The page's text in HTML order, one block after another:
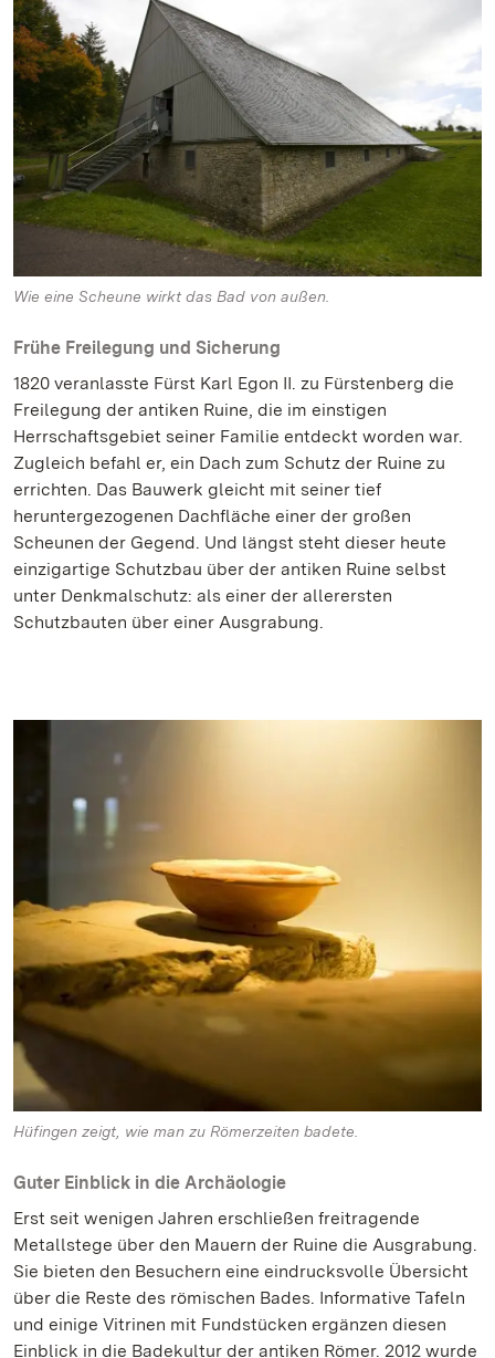
Wie eine Scheune wirkt das Bad von außen.
Frühe Freilegung und Sicherung
1820 veranlasste Fürst Karl Egon II. zu Fürstenberg die
Freilegung der antiken Ruine, die im einstigen
Herrschaftsgebiet seiner Familie entdeckt worden war.
Zugleich befahl er, ein Dach zum Schutz der Ruine zu
errichten. Das Bauwerk gleicht mit seiner tief
heruntergezogenen Dachfläche einer der großen
Scheunen der Gegend. Und längst steht dieser heute
einzigartige Schutzbau über der antiken Ruine selbst
unter Denkmalschutz: als einer der allerersten
Schutzbauten über einer Ausgrabung.
Hüfingen zeigt, wie man zu Römerzeiten badete.
Guter Einblick in die Archäologie
Erst seit wenigen Jahren erschließen freitragende
Metallstege über den Mauern der Ruine die Ausgrabung.
Sie bieten den Besuchern eine eindrucksvolle Übersicht
über die Reste des römischen Bades. Informative Tafeln
und einige Vitrinen mit Fundstücken ergänzen diesen
Einblick in die Badekultur der antiken Römer. 2012 wurde